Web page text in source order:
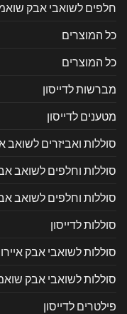
חלפים לשואבי אבק
כל המוצרים
כל המוצרים
מברשות לדייסון
מטענים לדייסון
סוללות ואביזרים לשואב
סוללות וחלפים לשואב
סוללות וחלפים לשואב
סוללות לדייסון
סוללות לשואבי אבק
סוללות לשואבי אבק
פילטרים לדייסון